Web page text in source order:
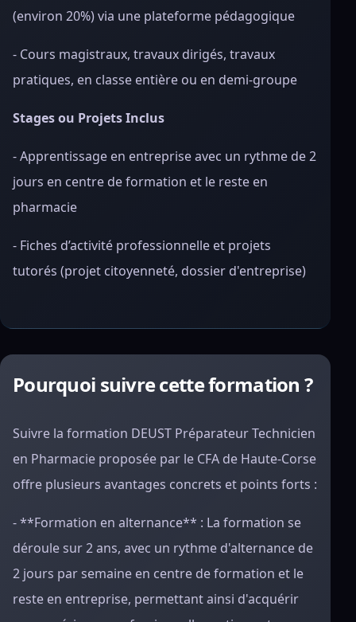
(environ 20%) via une plateforme pédagogique
- Cours magistraux, travaux dirigés, travaux
pratiques, en classe entière ou en demi-groupe
Stages ou Projets Inclus
- Apprentissage en entreprise avec un rythme de 2
jours en centre de formation et le reste en
pharmacie
- Fiches d’activité professionnelle et projets
tutorés (projet citoyenneté, dossier d'entreprise)
Pourquoi suivre cette formation ?
Suivre la formation DEUST Préparateur Technicien
en Pharmacie proposée par le CFA de Haute-Corse
offre plusieurs avantages concrets et points forts :
- **Formation en alternance** : La formation se
déroule sur 2 ans, avec un rythme d'alternance de
2 jours par semaine en centre de formation et le
reste en entreprise, permettant ainsi d'acquérir